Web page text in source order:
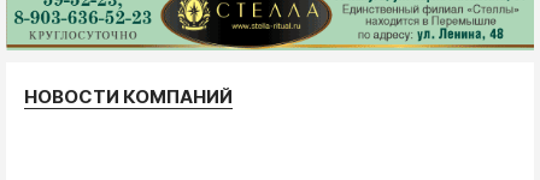
НОВОСТИ КОМПАНИЙ